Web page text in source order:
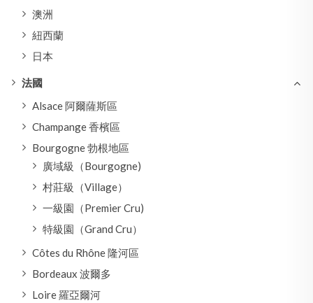
澳洲
紐西蘭
日本
法國
Alsace 阿爾薩斯區
Champange 香檳區
Bourgogne 勃根地區
廣域級（Bourgogne)
村莊級（Village）
一級園（Premier Cru)
特級園（Grand Cru）
Côtes du Rhône 隆河區
Bordeaux 波爾多
Loire 羅亞爾河